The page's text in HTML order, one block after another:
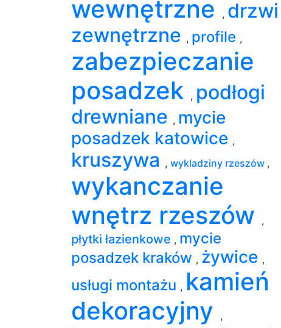
wewnętrzne
, drzwi
zewnętrzne , profile ,
zabezpieczanie
posadzek
, podłogi
drewniane , mycie
posadzek katowice ,
kruszywa , wykladziny rzeszów ,
wykanczanie
wnętrz rzeszów
,
płytki łazienkowe , mycie
posadzek kraków , żywice ,
usługi montażu , kamień
dekoracyjny
,